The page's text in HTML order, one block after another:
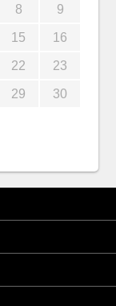
8 9
15 16
22 23
29 30